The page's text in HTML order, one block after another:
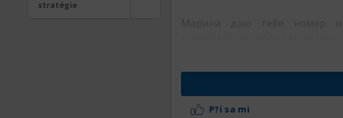
stratégie
Марина даю тебе номер
P?i sa mi